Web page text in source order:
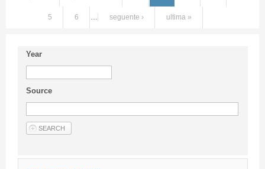
5 6 … seguente › ultima »
Year
Source